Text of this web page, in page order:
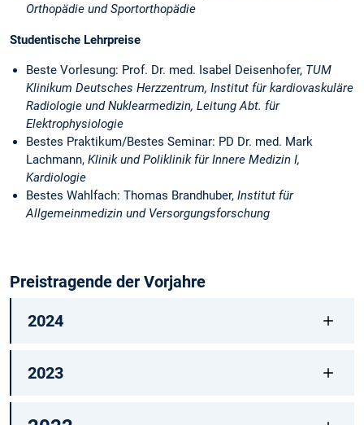
Orthopädie und Sportorthopädie
Studentische Lehrpreise
Beste Vorlesung: Prof. Dr. med. Isabel Deisenhofer, TUM
Klinikum Deutsches Herzzentrum, Institut für kardiovaskuläre
Radiologie und Nuklearmedizin, Leitung Abt. für
Elektrophysiologie
Bestes Praktikum/Bestes Seminar: PD Dr. med. Mark
Lachmann, Klinik und Poliklinik für Innere Medizin I,
Kardiologie
Bestes Wahlfach: Thomas Brandhuber, Institut für
Allgemeinmedizin und Versorgungsforschung
Preistragende der Vorjahre
2024
2023